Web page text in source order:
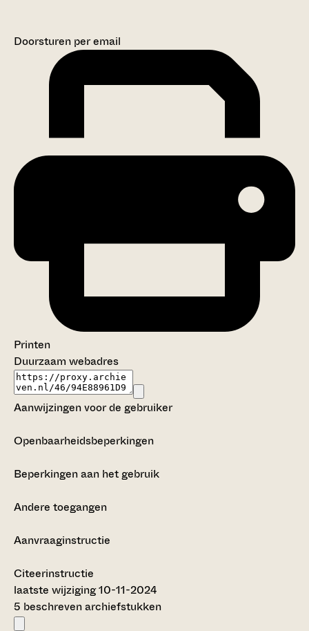
Doorsturen per email
Printen
Duurzaam webadres
Aanwijzingen voor de gebruiker
Openbaarheidsbeperkingen
Beperkingen aan het gebruik
Andere toegangen
Aanvraaginstructie
Citeerinstructie
laatste wijziging 10-11-2024
5 beschreven archiefstukken